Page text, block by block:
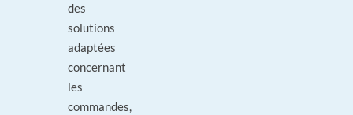
des
solutions
adaptées
concernant
les
commandes,